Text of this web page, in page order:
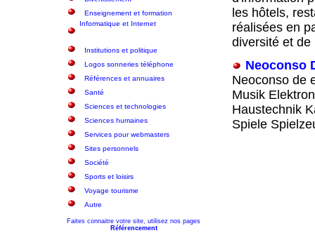
Enseignement et formation
Informatique et Internet
Institutions et politique
Logos sonneries téléphone
Références et annuaires
Santé
Sciences et technologies
Sciences humaines
Services pour webmasters
Sites personnels
Société
Sports et loisirs
Voyage tourisme
Autre
Faites connaitre votre site, utilisez nos pages
Référencement
les hôtels,
réalisées en
diversité et de
Neoconso
Neoconso de
Musik
Haustechnik
Spiele